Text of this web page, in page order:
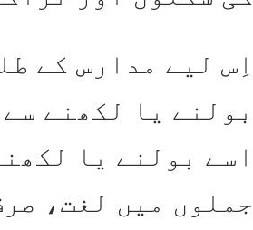
اِس لیے مدارس کے
بولنے یا لکھنے
اسے بولنے یا
جملوں میں لغت،